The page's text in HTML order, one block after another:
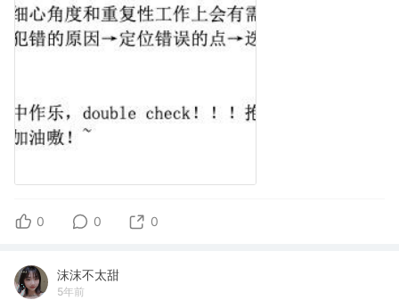
0 0 0
沫沫不太甜
5年前